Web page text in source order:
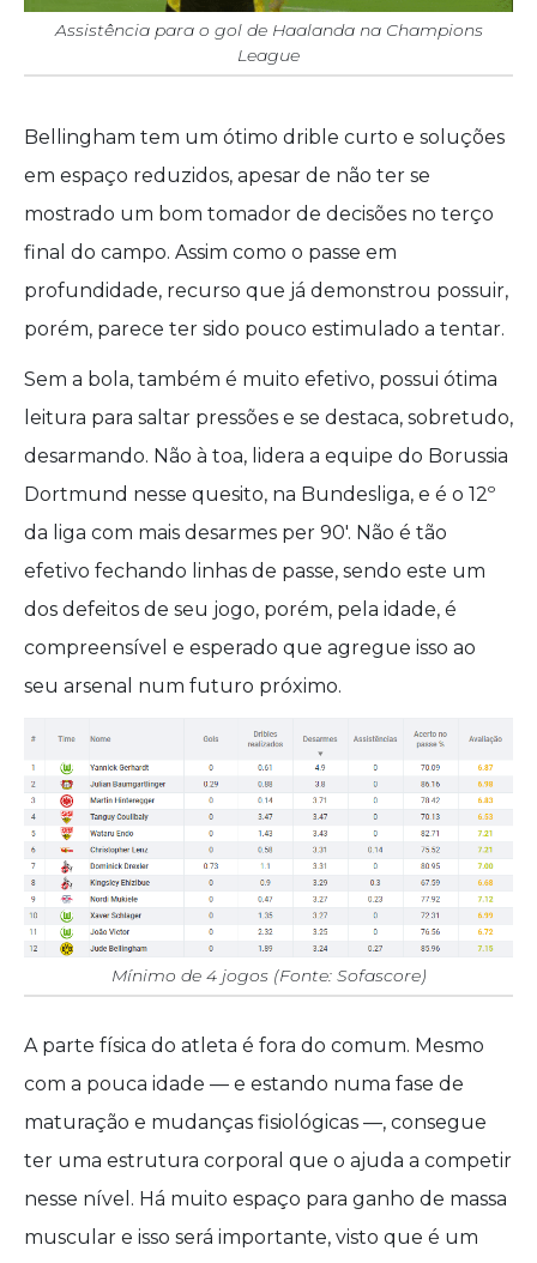
Assistência para o gol de Haalanda na Champions
League
Bellingham tem um ótimo drible curto e soluções
em espaço reduzidos, apesar de não ter se
mostrado um bom tomador de decisões no terço
final do campo. Assim como o passe em
profundidade, recurso que já demonstrou possuir,
porém, parece ter sido pouco estimulado a tentar.
Sem a bola, também é muito efetivo, possui ótima
leitura para saltar pressões e se destaca, sobretudo,
desarmando. Não à toa, lidera a equipe do Borussia
Dortmund nesse quesito, na Bundesliga, e é o 12º
da liga com mais desarmes per 90′. Não é tão
efetivo fechando linhas de passe, sendo este um
dos defeitos de seu jogo, porém, pela idade, é
compreensível e esperado que agregue isso ao
seu arsenal num futuro próximo.
Mínimo de 4 jogos (Fonte: Sofascore)
A parte física do atleta é fora do comum. Mesmo
com a pouca idade — e estando numa fase de
maturação e mudanças fisiológicas —, consegue
ter uma estrutura corporal que o ajuda a competir
nesse nível. Há muito espaço para ganho de massa
muscular e isso será importante, visto que é um